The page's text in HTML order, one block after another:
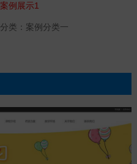
案例展示1
分类：案例分类一